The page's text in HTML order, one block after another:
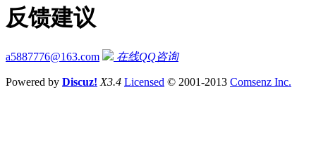
反馈建议
a5887776@163.com 在线QQ咨询
Powered by Discuz! X3.4 Licensed © 2001-2013 Comsenz Inc.